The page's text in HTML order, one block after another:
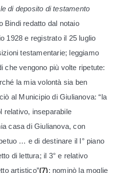
di deposito di testamento
Bindi redatto dal notaio
1928 e registrato il 25 luglio
testamentarie; leggiamo
che vengono più volte ripetute:
la mia volontà sia ben
al Municipio di Giulianova: “la
relativo, inseparabile
casa di Giulianova, con
… e di destinare il I° piano
di lettura; il 3° e relativo
artistico”(7); nominò la moglie